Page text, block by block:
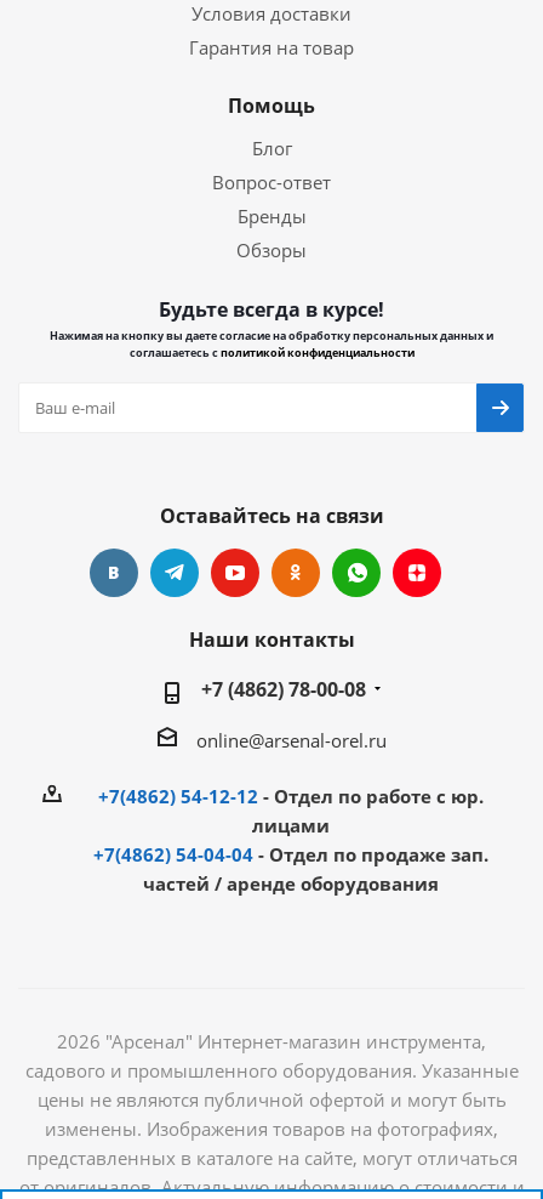
Условия доставки
Гарантия на товар
Помощь
Блог
Вопрос-ответ
Бренды
Обзоры
Будьте всегда в курсе!
Нажимая на кнопку вы даете согласие на обработку персональных данных и
соглашаетесь сполитикой конфиденциальности
Оставайтесь на связи
Наши контакты
+7 (4862) 78-00-08
online@arsenal-orel.ru
+7(4862) 54-12-12 - Отдел по работе с юр.
лицами
+7(4862) 54-04-04 - Отдел по продаже зап.
частей / аренде оборудования
2026 "Арсенал" Интернет-магазин инструмента,
садового и промышленного оборудования. Указанные
цены не являются публичной офертой и могут быть
изменены. Изображения товаров на фотографиях,
представленных в каталоге на сайте, могут отличаться
от оригиналов. Актуальную информацию о стоимости и